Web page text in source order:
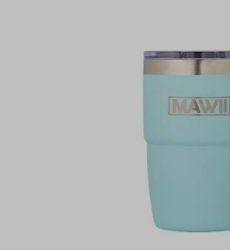
Magnetdeckel ist nicht auslaufsicher!
Becher nicht mit
zur Aufbewahrung von
verderblichen Waren. Aus 18/8
aus Edelstahl, rostfrei, nicht
bekommt keine
oz, Farbe Zitronen-gelb,